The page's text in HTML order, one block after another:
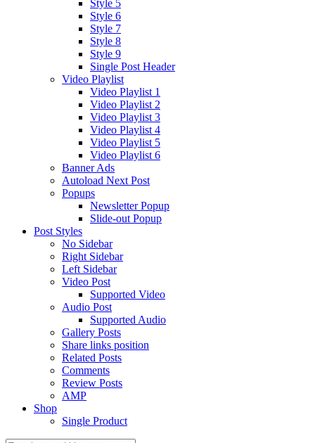
Style 5
Style 6
Style 7
Style 8
Style 9
Single Post Header
Video Playlist
Video Playlist 1
Video Playlist 2
Video Playlist 3
Video Playlist 4
Video Playlist 5
Video Playlist 6
Banner Ads
Autoload Next Post
Popups
Newsletter Popup
Slide-out Popup
Post Styles
No Sidebar
Right Sidebar
Left Sidebar
Video Post
Supported Video
Audio Post
Supported Audio
Gallery Posts
Share links position
Related Posts
Comments
Review Posts
AMP
Shop
Single Product